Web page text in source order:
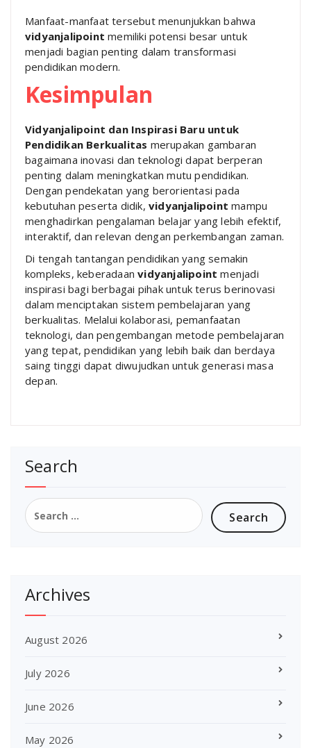
Manfaat-manfaat tersebut menunjukkan bahwa
vidyanjalipoint memiliki potensi besar untuk
menjadi bagian penting dalam transformasi
pendidikan modern.
Kesimpulan
Vidyanjalipoint dan Inspirasi Baru untuk
Pendidikan Berkualitas merupakan gambaran
bagaimana inovasi dan teknologi dapat berperan
penting dalam meningkatkan mutu pendidikan.
Dengan pendekatan yang berorientasi pada
kebutuhan peserta didik, vidyanjalipoint mampu
menghadirkan pengalaman belajar yang lebih efektif,
interaktif, dan relevan dengan perkembangan zaman.
Di tengah tantangan pendidikan yang semakin
kompleks, keberadaanvidyanjalipoint menjadi
inspirasi bagi berbagai pihak untuk terus berinovasi
dalam menciptakan sistem pembelajaran yang
berkualitas. Melalui kolaborasi, pemanfaatan
teknologi, dan pengembangan metode pembelajaran
yang tepat, pendidikan yang lebih baik dan berdaya
saing tinggi dapat diwujudkan untuk generasi masa
depan.
Search
Search
for:
Archives
August 2026
July 2026
June 2026
May 2026